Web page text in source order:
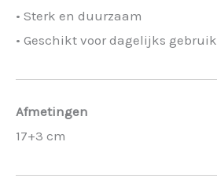
• Sterk en duurzaam
• Geschikt voor dagelijks gebruik
Afmetingen
17+3 cm